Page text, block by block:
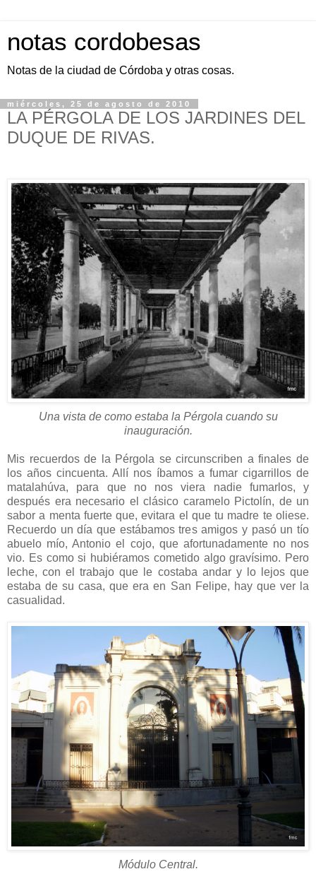
notas cordobesas
Notas de la ciudad de Córdoba y otras cosas.
miércoles, 25 de agosto de 2010
LA PÉRGOLA DE LOS JARDINES DEL
DUQUE DE RIVAS.
Una vista de como estaba la Pérgola cuando su
inauguración.
Mis recuerdos de la Pérgola se circunscriben a finales de
los años cincuenta. Allí nos íbamos a fumar cigarrillos de
matalahúva, para que no nos viera nadie fumarlos, y
después era necesario el clásico caramelo Pictolín, de un
sabor a menta fuerte que, evitara el que tu madre te oliese.
Recuerdo un día que estábamos tres amigos y pasó un tío
abuelo mío, Antonio el cojo, que afortunadamente no nos
vio. Es como si hubiéramos cometido algo gravísimo. Pero
leche, con el trabajo que le costaba andar y lo lejos que
estaba de su casa, que era en San Felipe, hay que ver la
casualidad.
Módulo Central.